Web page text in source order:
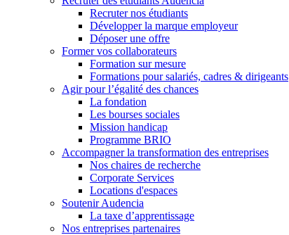
Recruter nos étudiants
Développer la marque employeur
Déposer une offre
Former vos collaborateurs
Formation sur mesure
Formations pour salariés, cadres & dirigeants
Agir pour l’égalité des chances
La fondation
Les bourses sociales
Mission handicap
Programme BRIO
Accompagner la transformation des entreprises
Nos chaires de recherche
Corporate Services
Locations d'espaces
Soutenir Audencia
La taxe d’apprentissage
Nos entreprises partenaires